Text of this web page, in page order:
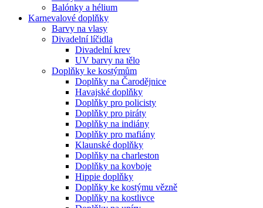
Balónky a hélium
Karnevalové doplňky
Barvy na vlasy
Divadelní líčidla
Divadelní krev
UV barvy na tělo
Doplňky ke kostýmům
Doplňky na Čarodějnice
Havajské doplňky
Doplňky pro policisty
Doplňky pro piráty
Doplňky na indiány
Doplňky pro mafiány
Klaunské doplňky
Doplňky na charleston
Doplňky na kovboje
Hippie doplňky
Doplňky ke kostýmu vězně
Doplňky na kostlivce